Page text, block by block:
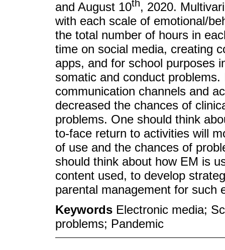
and August 10th, 2020.
with each scale of emotional/
the total number of hours in
time on social media, creating
apps, and for school purposes
somatic and conduct
communication channels and
decreased the chances of
problems. One should think
to-face return to activities will
of use and the chances of
should think about how EM is
content used, to develop
parental management for such
Keywords Electronic media;
problems; Pandemic